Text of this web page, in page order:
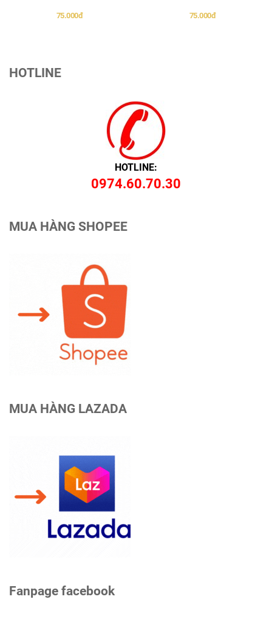
75.000đ 75.000đ
HOTLINE
HOTLINE:
0974.60.70.30
MUA HÀNG SHOPEE
MUA HÀNG LAZADA
Fanpage facebook